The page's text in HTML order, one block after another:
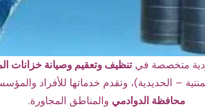
متخصصة في تنظيف وتعقيم وصيانة خزانات
– الحديدية)، وتقدم خدماتها للأفراد
محافظة الدوادمي والمناطق المجاورة.